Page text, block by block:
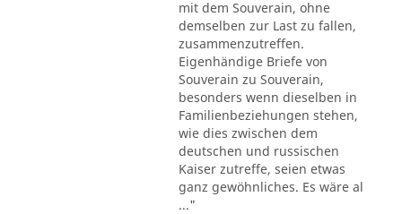
mit dem Souverain, ohne
demselben zur Last zu fallen,
zusammenzutreffen.
Eigenhändige Briefe von
Souverain zu Souverain,
besonders wenn dieselben in
Familienbeziehungen stehen,
wie dies zwischen dem
deutschen und russischen
Kaiser zutreffe, seien etwas
ganz gewöhnliches. Es wäre al
..."